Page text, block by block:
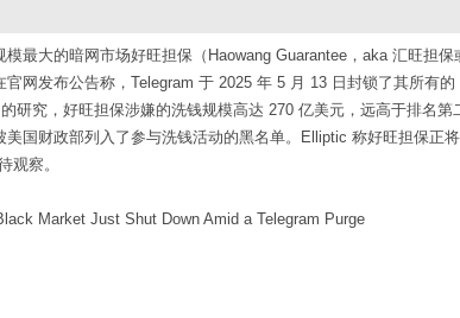
最大的暗网市场好旺担保（Haowang Guarantee，aka 汇旺担
网发布公告称，Telegram 于 2025 年 5 月 13 日封锁了其所有
研究，好旺担保涉嫌的洗钱规模高达 270 亿美元，远高于排名
国财政部列入了参与洗钱活动的黑名单。Elliptic 称好旺担保正
观察。
Market Just Shut Down Amid a Telegram Purge